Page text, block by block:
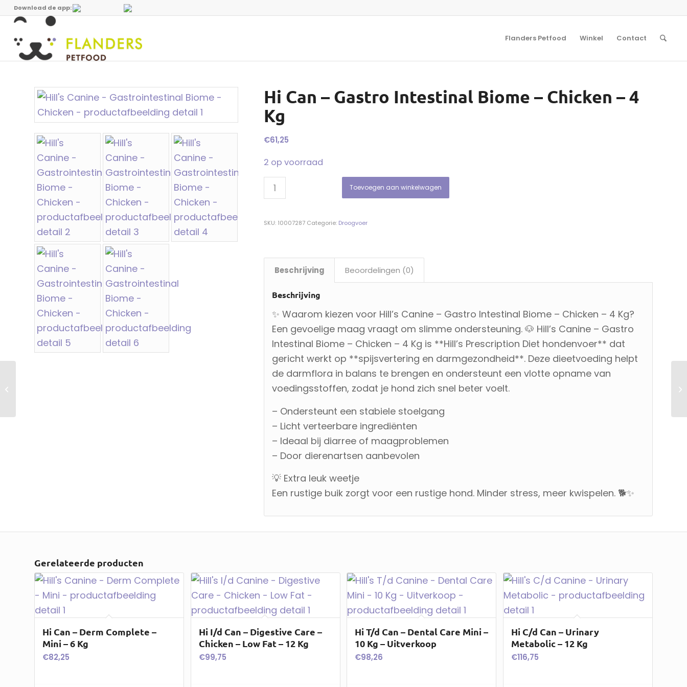
Download de app:
Flanders Petfood Winkel Contact
Hi Can – Gastro Intestinal Biome – Chicken – 4
Kg
€61,25
2 op voorraad
Toevoegen aan winkelwagen
SKU: 10007287 Categorie: Droogvoer
Beschrijving Beoordelingen (0)
Beschrijving
✨ Waarom kiezen voor Hill’s Canine – Gastro Intestinal Biome – Chicken – 4 Kg?
Een gevoelige maag vraagt om slimme ondersteuning. 🐶 Hill’s Canine – Gastro
Intestinal Biome – Chicken – 4 Kg is **Hill’s Prescription Diet hondenvoer** dat
gericht werkt op **spijsvertering en darmgezondheid**. Deze dieetvoeding helpt
de darmflora in balans te brengen en ondersteunt een vlotte opname van
voedingsstoffen, zodat je hond zich snel beter voelt.
– Ondersteunt een stabiele stoelgang
– Licht verteerbare ingrediënten
– Ideaal bij diarree of maagproblemen
– Door dierenartsen aanbevolen
💡 Extra leuk weetje
Een rustige buik zorgt voor een rustige hond. Minder stress, meer kwispelen. 🐕✨
Gerelateerde producten
Hi Can – Derm Complete –
Mini – 6 Kg
€82,25
Hi I/d Can – Digestive Care –
Chicken – Low Fat – 12 Kg
€99,75
Hi T/d Can – Dental Care Mini –
10 Kg – Uitverkoop
€98,26
Hi C/d Can – Urinary
Metabolic – 12 Kg
€116,75